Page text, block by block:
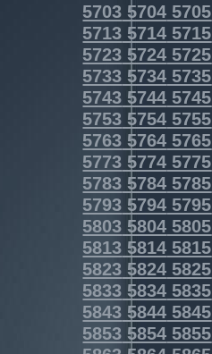
5703 5704 5705
5713 5714 5715
5723 5724 5725
5733 5734 5735
5743 5744 5745
5753 5754 5755
5763 5764 5765
5773 5774 5775
5783 5784 5785
5793 5794 5795
5803 5804 5805
5813 5814 5815
5823 5824 5825
5833 5834 5835
5843 5844 5845
5853 5854 5855